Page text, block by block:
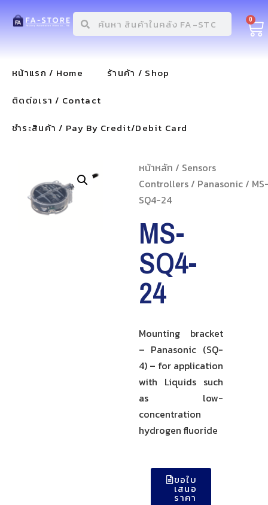
0
หน้าแรก / Home
ร้านค้า / Shop
ติดต่อเรา / Contact
ชำระสินค้า / Pay By Credit/Debit Card
หน้าหลัก / Sensors
Controllers/ Panasonic/
SQ4-24
MS-
SQ4-
24
Mounting bracket
– Panasonic (SQ-
4) – for application
with Liquids such
as low-
concentration
hydrogen fluoride
ขอใบ
เสนอ
ราคา